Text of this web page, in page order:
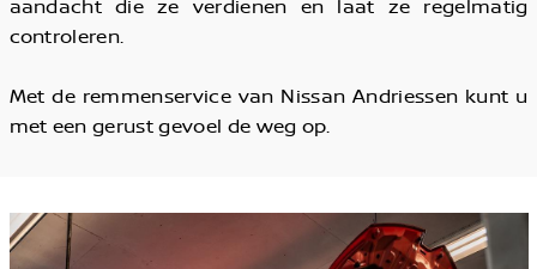
aandacht die ze verdienen en laat ze regelmatig
controleren.
Met de remmenservice van Nissan Andriessen kunt u
met een gerust gevoel de weg op.